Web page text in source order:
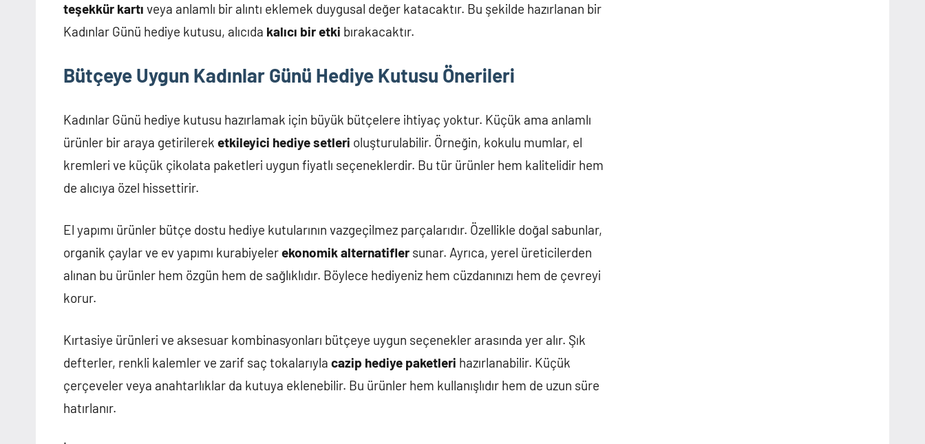
teşekkür kartı veya anlamlı bir alıntı eklemek duygusal değer katacaktır. Bu şekilde hazırlanan bir
Kadınlar Günü hediye kutusu, alıcıda kalıcı bir etki bırakacaktır.
Bütçeye Uygun Kadınlar Günü Hediye Kutusu Önerileri
Kadınlar Günü hediye kutusu hazırlamak için büyük bütçelere ihtiyaç yoktur. Küçük ama anlamlı
ürünler bir araya getirilerek etkileyici hediye setleri oluşturulabilir. Örneğin, kokulu mumlar, el
kremleri ve küçük çikolata paketleri uygun fiyatlı seçeneklerdir. Bu tür ürünler hem kalitelidir hem
de alıcıya özel hissettirir.
El yapımı ürünler bütçe dostu hediye kutularının vazgeçilmez parçalarıdır. Özellikle doğal sabunlar,
organik çaylar ve ev yapımı kurabiyelerekonomik alternatifler sunar. Ayrıca, yerel üreticilerden
alınan bu ürünler hem özgün hem de sağlıklıdır. Böylece hediyeniz hem cüzdanınızı hem de çevreyi
korur.
Kırtasiye ürünleri ve aksesuar kombinasyonları bütçeye uygun seçenekler arasında yer alır. Şık
defterler, renkli kalemler ve zarif saç tokalarıyla cazip hediye paketleri hazırlanabilir. Küçük
çerçeveler veya anahtarlıklar da kutuya eklenebilir. Bu ürünler hem kullanışlıdır hem de uzun süre
hatırlanır.